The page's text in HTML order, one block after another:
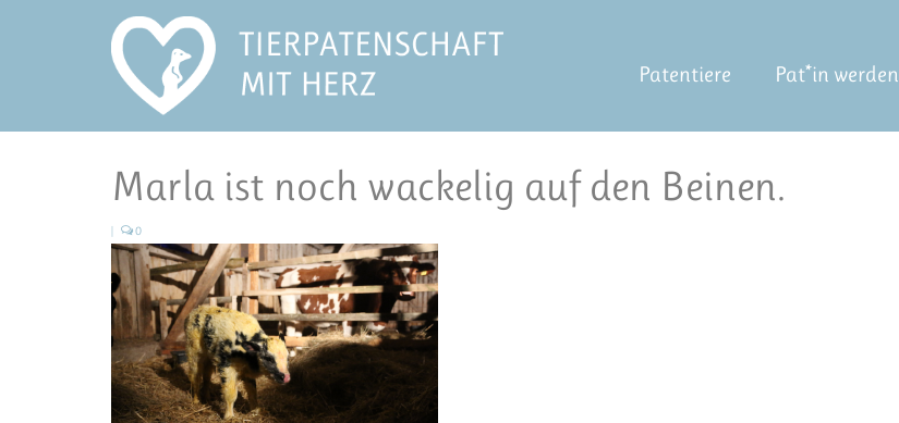
Patentiere Pat*in werden
Marla ist noch wackelig auf den Beinen.
0